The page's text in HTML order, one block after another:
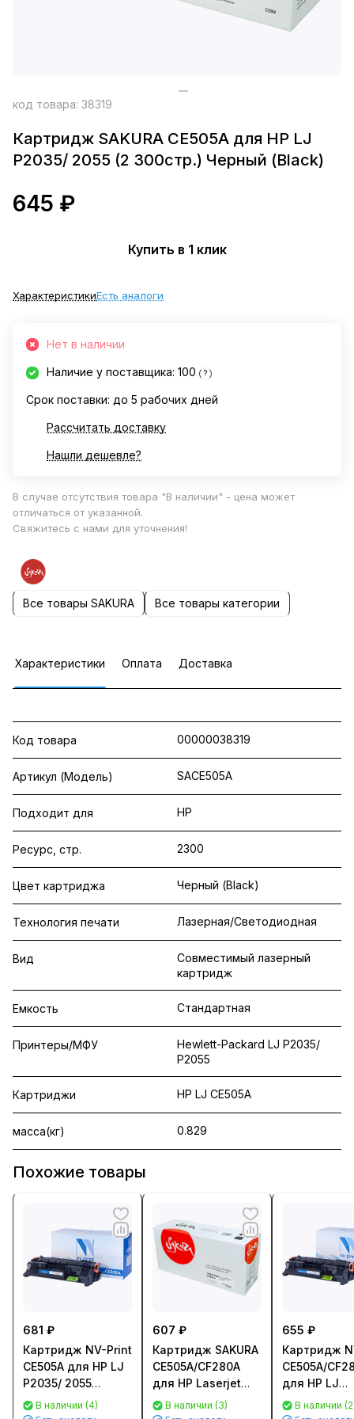
код товара: 38319
Картридж SAKURA CE505A для HP LJ
P2035/ 2055 (2 300стр.) Черный (Black)
645 ₽
Купить в 1 клик
ХарактеристикиЕсть аналоги
Нет в наличии
Наличие у поставщика: 100 ?
Срок поставки: до 5 рабочих дней
Рассчитать доставку
Нашли дешевле?
В случае отсутствия товара "В наличии" - цена может
отличаться от указанной.
Свяжитесь с нами для уточнения!
Все товары SAKURA Все товары категории
Характеристики Оплата Доставка
Код товара 00000038319
Артикул (Модель) SACE505A
Подходит для HP
Ресурс, стр. 2300
Цвет картриджа Черный (Black)
Технология печати Лазерная/Светодиодная
Вид
Совместимый лазерный
картридж
Емкость Стандартная
Принтеры/МФУ
Hewlett-Packard LJ P2035/
P2055
Картриджи HP LJ CE505A
масса(кг) 0.829
Похожие товары
681 ₽
Картридж NV-Print
CE505A для HP LJ
P2035/ 2055
(2300стр.)
В наличии (4)
607 ₽
Картридж SAKURA
CE505A/CF280A
для HP Laserjet
400M/ 401DN
В наличии (3)
655 ₽
Картридж
CE505A/
для HP LJ
P2035/
В наличии